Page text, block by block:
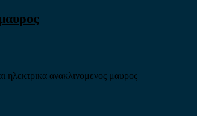
ηλεκτρικα ανακλινομενος μαυρος